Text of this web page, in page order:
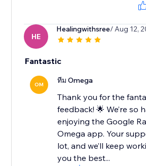
HE
Healingwithsree/ Aug 12,
Fantastic
OM ทีม Omega
Thank you for the
feedback! 🌟 We’re so
enjoying the Google
Omega app. Your
lot, and we’ll keep
you the best...